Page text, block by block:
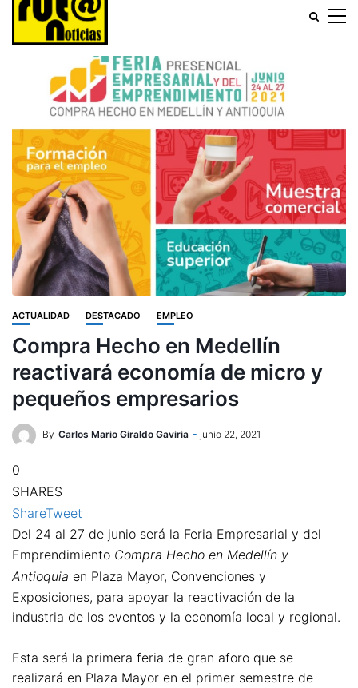
ACTUALIDAD DESTACADO EMPLEO
Compra Hecho en Medellín
reactivará economía de micro y
pequeños empresarios
By Carlos Mario Giraldo Gaviria junio 22, 2021
0
SHARES
ShareTweet
Del 24 al 27 de junio será la Feria Empresarial y del
Emprendimiento Compra Hecho en Medellín y
Antioquia en Plaza Mayor, Convenciones y
Exposiciones, para apoyar la reactivación de la
industria de los eventos y la economía local y regional.
Esta será la primera feria de gran aforo que se
realizará en Plaza Mayor en el primer semestre de